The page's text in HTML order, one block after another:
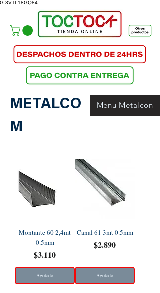
G-3VTL18GQ84
METALCO
M
Menu Metalcon
Montante 60 2,4mt
0.5mm
Precio
$3.110
Agotado
Canal 61 3mt 0.5mm
Precio
$2.890
Agotado